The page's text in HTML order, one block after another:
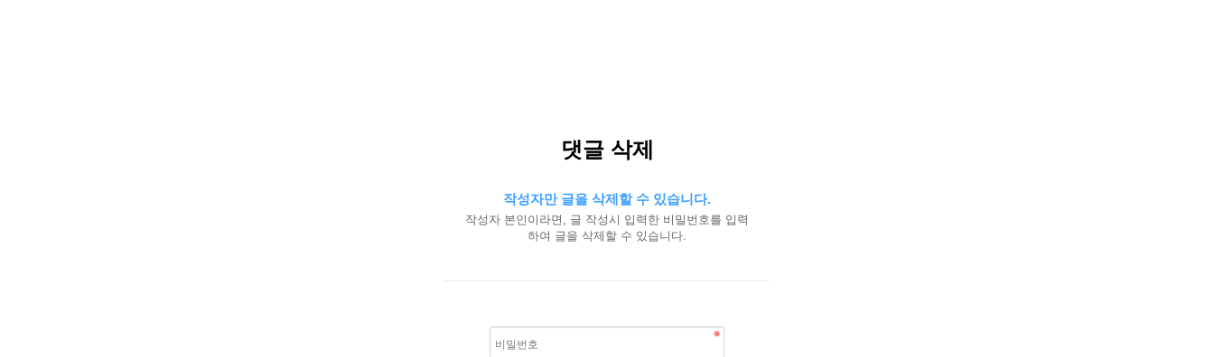
댓글 삭제
작성자만 글을 삭제할 수 있습니다.
작성자 본인이라면, 글 작성시 입력한 비밀번호를 입력
하여 글을 삭제할 수 있습니다.